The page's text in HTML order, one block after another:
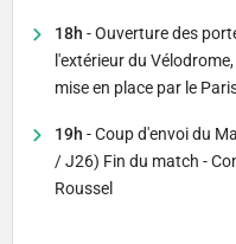
18h - Ouverture des
l'extérieur du
mise en place par le
19h - Coup d'envoi du
/ J26) Fin du match -
Roussel